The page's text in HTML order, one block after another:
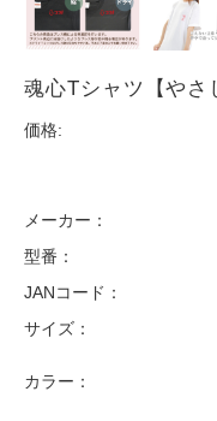
魂心Tシャツ【やさ
価格:
メーカー：
型番：
JANコード：
サイズ：
カラー：